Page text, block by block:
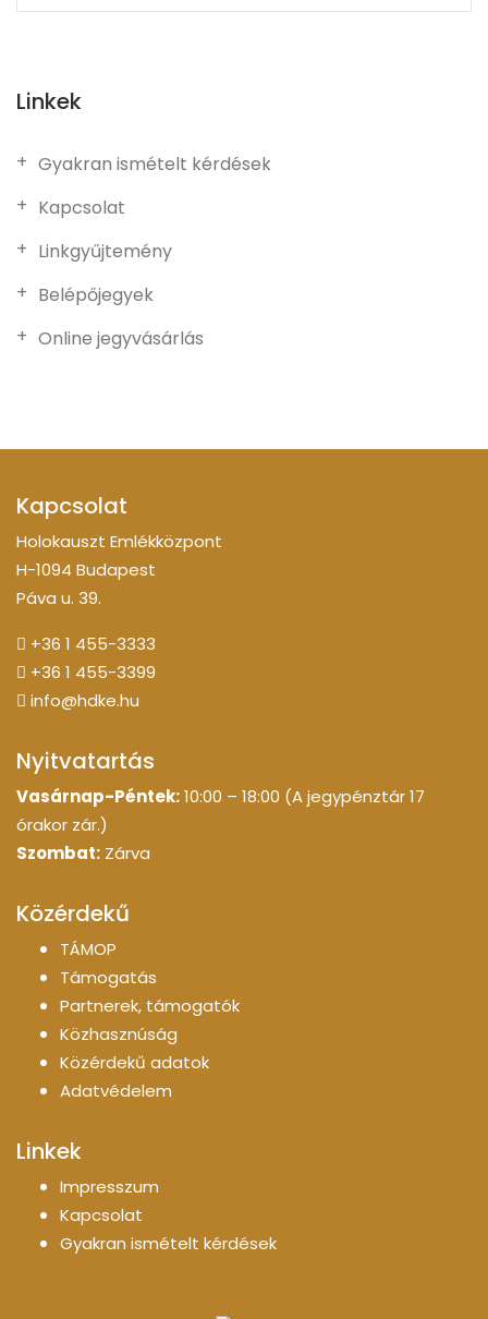
Linkek
Gyakran ismételt kérdések
Kapcsolat
Linkgyűjtemény
Belépőjegyek
Online jegyvásárlás
Kapcsolat
Holokauszt Emlékközpont
H-1094 Budapest
Páva u. 39.
+36 1 455-3333
+36 1 455-3399
info@hdke.hu
Nyitvatartás
Vasárnap-Péntek:10:00 – 18:00 (A jegypénztár 17
órakor zár.)
Szombat: Zárva
Közérdekű
TÁMOP
Támogatás
Partnerek, támogatók
Közhasznúság
Közérdekű adatok
Adatvédelem
Linkek
Impresszum
Kapcsolat
Gyakran ismételt kérdések